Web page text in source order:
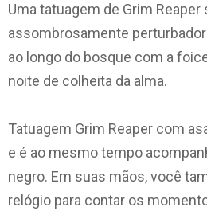
Uma tatuagem de Grim Reaper
assombrosamente
ao longo do bosque com a
noite de colheita da alma.
Tatuagem Grim Reaper com
e é ao mesmo tempo
negro. Em suas mãos, você
relógio para contar os